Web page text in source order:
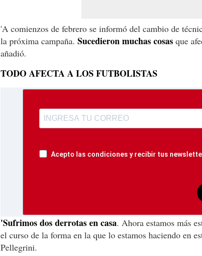
'A comienzos de febrero se informó del cambio de
la próxima campaña. Sucedieron muchas cosas que
añadió.
TODO AFECTA A LOS FUTBOLISTAS
Acepto las condiciones y recibir tus
'Sufrimos dos derrotas en casa. Ahora estamos más
el curso de la forma en la que lo estamos haciendo en
Pellegrini.